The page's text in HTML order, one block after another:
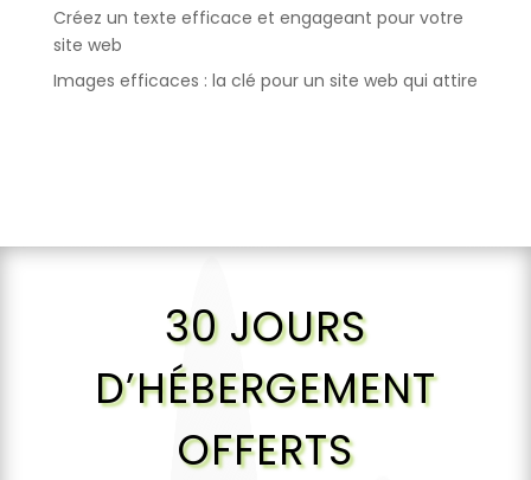
Créez un texte efficace et engageant pour votre
site web
Images efficaces : la clé pour un site web qui attire
30 JOURS
D’HÉBERGEMENT
OFFERTS